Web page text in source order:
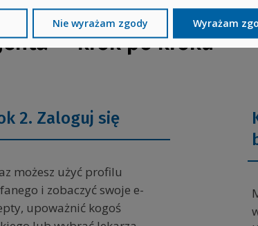
— krok po kroku
2. Zaloguj się
możesz użyć profilu
i zobaczyć swoje e-
upoważnić kogoś
Nie wyrażam zgody Wyrażam